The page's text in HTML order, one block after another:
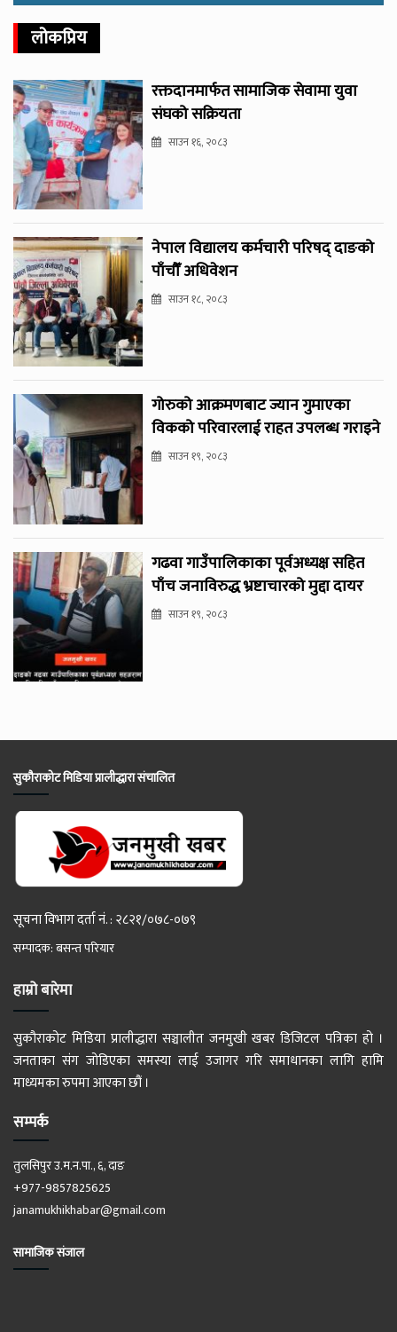
लोकप्रिय
रक्तदानमार्फत सामाजिक सेवामा युवा
संघको सक्रियता
साउन १६, २०८३
नेपाल विद्यालय कर्मचारी परिषद् दाङको
पाँचौँ अधिवेशन
साउन १८, २०८३
गोरुको आक्रमणबाट ज्यान गुमाएका
विकको परिवारलाई राहत उपलब्ध गराइने
साउन १९, २०८३
गढवा गाउँपालिकाका पूर्वअध्यक्ष सहित
पाँच जनाविरुद्ध भ्रष्टाचारको मुद्दा दायर
साउन १९, २०८३
सुकौराकोट मिडिया प्रालीद्धारा संचालित
सूचना विभाग दर्ता नं. : २८२१/०७८-०७९
सम्पादक: बसन्त परियार
हाम्रो बारेमा
सुकौराकोट मिडिया प्रालीद्धारा सञ्चालीत जनमुखी खबर डिजिटल पत्रिका हो ।
जनताका संग जोडिएका समस्या लाई उजागर गरि समाधानका लागि हामि
माध्यमका रुपमा आएका छौं ।
सम्पर्क
तुलसिपुर उ.म.न.पा., ६, दाङ
+977-9857825625
janamukhikhabar@gmail.com
सामाजिक संजाल